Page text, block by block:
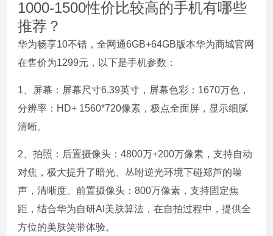
1000-1500性价比较高的手机有哪些
推荐？
华为畅享10不错，全网通6GB+64GB版本华为商城官网
在售价为1299元，以下是手机参数：
1、屏幕：屏幕尺寸6.39英寸，屏幕色彩：1670万色，
分辨率：HD+ 1560*720像素，极点全面屏，显示细腻
清晰。
2、拍照：后置摄像头：4800万+200万像素，支持自动
对焦，极大提升了暗光、丛咐逆光环境下碰郑芦的噪
声，清晰度。前置摄像头：800万像素，支持固定焦
距，结合华为自研AI美肤算法，在自拍过程中，提供全
方位的美肤笑带体验。